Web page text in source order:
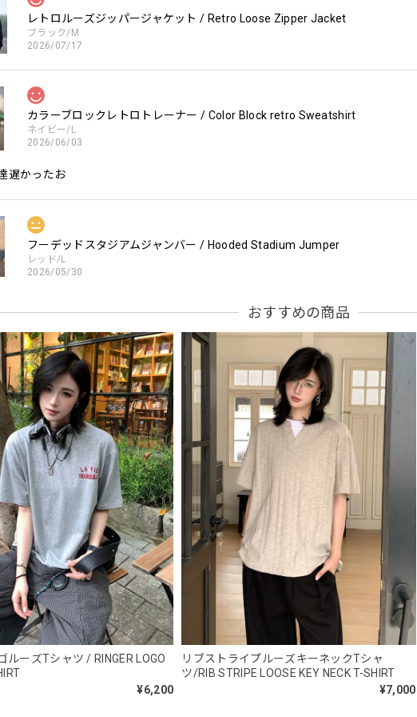
レトロルーズジッパージャケット / Retro Loose Zipper Jacket
ブラック/M
2026/07/17
カラーブロックレトロトレーナー / Color Block retro Sweatshirt
ネイビー/L
2026/06/03
遅かったお
フーデッドスタジアムジャンバー / Hooded Stadium Jumper
レッド/L
2026/05/30
フーデッドスタジアムジャンバー / Hooded Stadium Jumper
ブラック/L
2026/05/28
NCLLW オリジナルドッグタグネックレス / NCLLW Original Dog Tag Necklace
2026/05/27
スタンドカラーレトロジャケット / Stand Collar Retro Jacket
オフホワイト/M
2026/05/27
ボタンアクセント ポロシャツ / Button Accent Polo Shirt
ブラック/L
2026/05/21
おすすめの商品
ルーズTシャツ / RINGER LOGO
¥6,200
リブストライプルーズキーネックTシャ
ツ/RIB STRIPE LOOSE KEY NECK T-SHIRT
¥7,000